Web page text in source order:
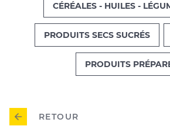
CÉRÉALES - HUILES -
PRODUITS SECS SUCRÉS
PRODUITS
RETOUR